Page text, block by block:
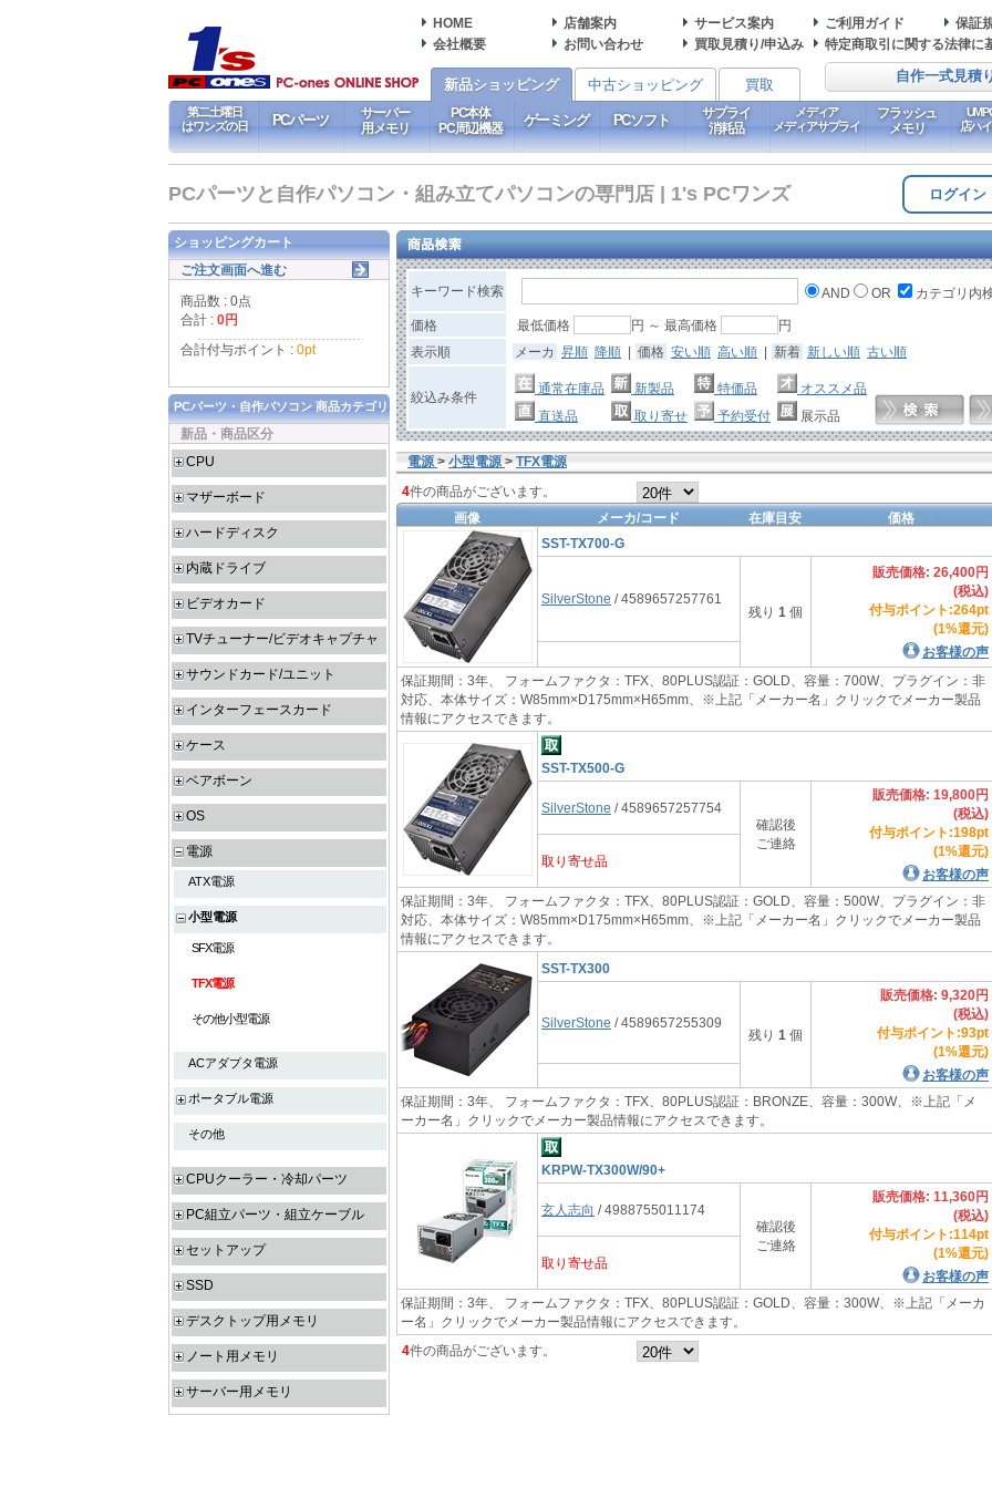
HOME 店舗案内 サービス案内 ご利用ガイド
保証
会社概要
お問い合わせ 買取見積り/申込み 特定商取引に関する法律に
自作一式見積
新品ショッピング 中古ショッピング 買取
第二土曜日
はワンズの日
PCパーツ
サーバー
用メモリ
PC本体
PC周辺機器
ゲーミング PCソフト
サプライ
消耗品
メディア
メディアサプライ
フラッシュ
メモリ
店ハ
PCパーツと自作パソコン・組み立てパソコンの専門店 | 1's PCワンズ ログイン
キーワード検索 AND OR カテゴリ内
価格 最低価格 円 ～ 最高価格
円
表示順
メーカ 昇順 降順 | 価格 安い順 高い順 | 新着 新しい順 古い順
絞込み条件
通常在庫品 新製品 特価品
オススメ品
直送品
取り寄せ 予約受付 展示品
電源 > 小型電源 > TFX電源
4件の商品がございます。
画像
メーカ/コード 在庫目安
価格
SST-TX700-G
SilverStone / 4589657257761
残り 1 個
販売価格: 26,400円
(税込)
付与ポイント:264pt
(1%還元)
お客様の声
保証期間：3年、 フォームファクタ：TFX、80PLUS認証：GOLD、容量：700W、プラグイン：非
対応、本体サイズ：W85mm×D175mm×H65mm、※上記「メーカー名」クリックでメーカー製品
情報にアクセスできます。
SST-TX500-G
SilverStone / 4589657257754
確認後
ご連絡
販売価格: 19,800円
(税込)
付与ポイント:198pt
(1%還元)
お客様の声
取り寄せ品
保証期間：3年、 フォームファクタ：TFX、80PLUS認証：GOLD、容量：500W、プラグイン：非
対応、本体サイズ：W85mm×D175mm×H65mm、※上記「メーカー名」クリックでメーカー製品
情報にアクセスできます。
SST-TX300
SilverStone / 4589657255309
残り 1 個
販売価格: 9,320円
(税込)
付与ポイント:93pt
(1%還元)
お客様の声
保証期間：3年、 フォームファクタ：TFX、80PLUS認証：BRONZE、容量：300W、※上記「メ
ーカー名」クリックでメーカー製品情報にアクセスできます。
KRPW-TX300W/90+
玄人志向 / 4988755011174
確認後
ご連絡
販売価格: 11,360円
(税込)
付与ポイント:114pt
(1%還元)
お客様の声
取り寄せ品
保証期間：3年、 フォームファクタ：TFX、80PLUS認証：GOLD、容量：300W、※上記「メーカ
ー名」クリックでメーカー製品情報にアクセスできます。
4件の商品がございます。
ショッピングカート
ご注文画面へ進む
商品数 : 0点
合計 : 0円
合計付与ポイント : 0pt
PCパーツ・自作パソコン 商品カテゴリ
新品・商品区分
CPU
マザーボード
ハードディスク
内蔵ドライブ
ビデオカード
TVチューナー/ビデオキャプチャ
サウンドカード/ユニット
インターフェースカード
ケース
ベアボーン
OS
電源
ATX電源
小型電源
SFX電源
TFX電源
その他小型電源
ACアダプタ電源
ポータブル電源
その他
CPUクーラー・冷却パーツ
PC組立パーツ・組立ケーブル
セットアップ
SSD
デスクトップ用メモリ
ノート用メモリ
サーバー用メモリ